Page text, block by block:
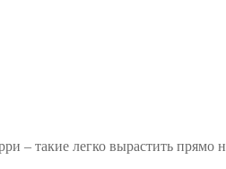
– такие легко вырастить прямо